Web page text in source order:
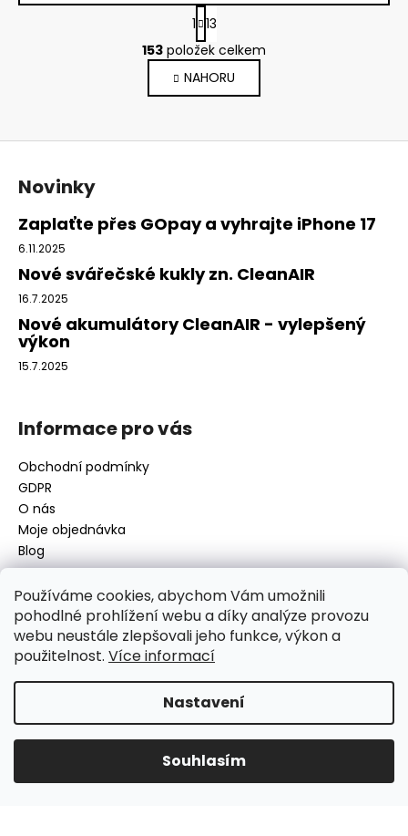
Používáme cookies, abychom Vám umožnili
pohodlné prohlížení webu a díky analýze provozu
webu neustále zlepšovali jeho funkce, výkon a
použitelnost. Více informací
Nastavení
Souhlasím
O
v
l
á
a
r
y
ý
S
t
r
á
n
k
1 13
153 položek celkem
NAHORU
Z
Novinky
Zaplaťte přes GOpay a vyhrajte iPhone 17
6.11.2025
Nové svářečské kukly zn. CleanAIR
16.7.2025
Nové akumulátory CleanAIR - vylepšený
výkon
15.7.2025
Informace pro vás
Obchodní podmínky
GDPR
O nás
Moje objednávka
Blog
Kontakt
disamsafety@disamsafety.cz
596 624 947
Sledujte nás na Facebooku